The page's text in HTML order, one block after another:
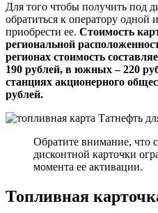
Для того чтобы получить под
обратиться к оператору одной
приобрести ее. Стоимость
региональной
регионах стоимость
190 рублей, в южных – 220
станциях акционерного
рублей.
Обратите внимание, что
дисконтной карточки
момента ее активации.
Топливная